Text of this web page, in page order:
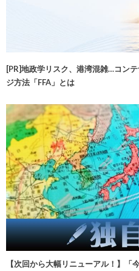
[PR]地政学リスク、港湾混雑…コン
ジ方法「FFA」とは
【次回から大幅リニューアル！】